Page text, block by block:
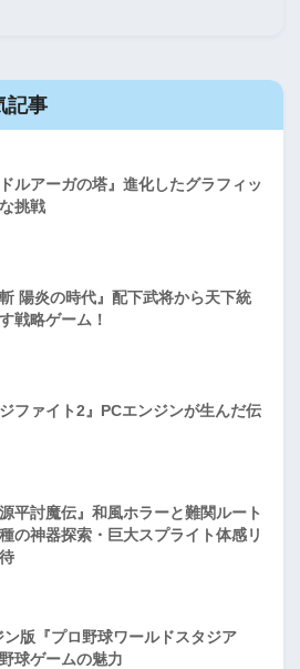
記事
ルアーガの塔』進化したグラフィッ
挑戦
陽炎の時代』配下武将から天下統
戦略ゲーム！
ジファイト2』PCエンジンが生んだ伝
平討魔伝』和風ホラーと難関ルート
の神器探索・巨大スプライト体感リ
ン版『プロ野球ワールドスタジア
球ゲームの魅力